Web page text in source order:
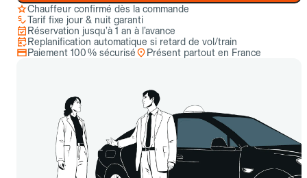
Chauffeur confirmé dès la commande
Tarif fixe jour & nuit garanti
Réservation jusqu’à 1 an à l’avance
Replanification automatique si retard de vol/train
Paiement 100 % sécurisé
Présent partout en France